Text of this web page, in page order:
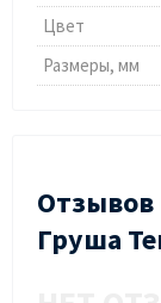
Цвет
Размеры, мм
Отзывов
Груша